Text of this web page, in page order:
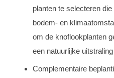
planten te selecteren
bodem- en
om de knoflookplanten
een natuurlijke
Complementaire